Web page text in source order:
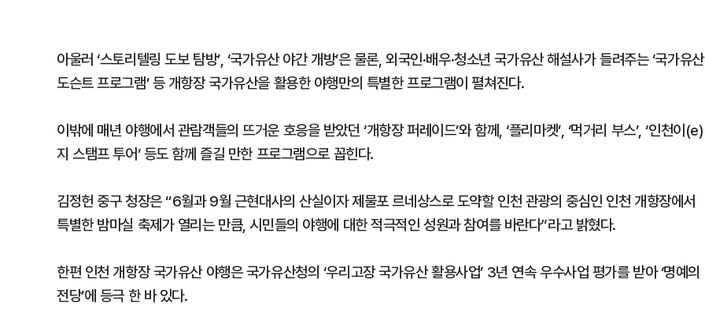
아울러 ‘스토리텔링 도보 탐방’, ‘국가유산 야간 개방’은 물론, 외국인·배우·청소년 국가유산 해설사가 들려주는 ‘국가유산
도슨트 프로그램’ 등 개항장 국가유산을 활용한 야행만의 특별한 프로그램이 펼쳐진다.
이밖에 매년 야행에서 관람객들의 뜨거운 호응을 받았던 ‘개항장 퍼레이드’와 함께, ‘플리마켓’, ‘먹거리 부스’, ‘인천이(e)
지 스탬프 투어’ 등도 함께 즐길 만한 프로그램으로 꼽힌다.
김정헌 중구 청장은 “6월과 9월 근현대사의 산실이자 제물포 르네상스로 도약할 인천 관광의 중심인 인천 개항장에서
특별한 밤마실 축제가 열리는 만큼, 시민들의 야행에 대한 적극적인 성원과 참여를 바란다”라고 밝혔다.
한편 인천 개항장 국가유산 야행은 국가유산청의 ‘우리고장 국가유산 활용사업’ 3년 연속 우수사업 평가를 받아 ‘명예의
전당’에 등극 한 바 있다.